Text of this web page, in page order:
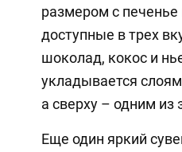
размером с печенье
доступные в трех
шоколад, кокос и
укладывается
а сверху – одним из
Еще один яркий